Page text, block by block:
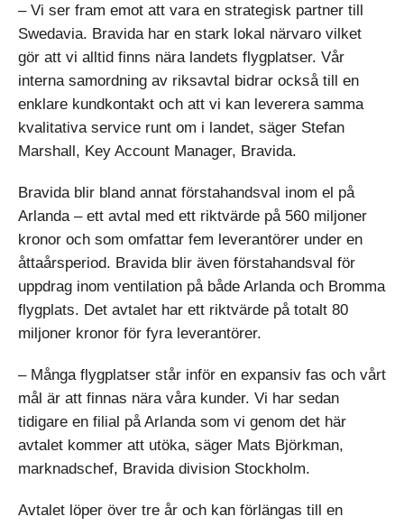
– Vi ser fram emot att vara en strategisk partner till
Swedavia. Bravida har en stark lokal närvaro vilket
gör att vi alltid finns nära landets flygplatser. Vår
interna samordning av riksavtal bidrar också till en
enklare kundkontakt och att vi kan leverera samma
kvalitativa service runt om i landet, säger Stefan
Marshall, Key Account Manager, Bravida.
Bravida blir bland annat förstahandsval inom el på
Arlanda – ett avtal med ett riktvärde på 560 miljoner
kronor och som omfattar fem leverantörer under en
åttaårsperiod. Bravida blir även förstahandsval för
uppdrag inom ventilation på både Arlanda och Bromma
flygplats. Det avtalet har ett riktvärde på totalt 80
miljoner kronor för fyra leverantörer.
– Många flygplatser står inför en expansiv fas och vårt
mål är att finnas nära våra kunder. Vi har sedan
tidigare en filial på Arlanda som vi genom det här
avtalet kommer att utöka, säger Mats Björkman,
marknadschef, Bravida division Stockholm.
Avtalet löper över tre år och kan förlängas till en